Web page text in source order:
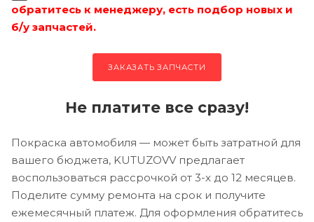
обратитесь к менеджеру, есть подбор новых и
б/у запчастей.
ЗАКАЗАТЬ ЗАПЧАСТИ
Не платите все сразу!
Покраска автомобиля — может быть затратной для
вашего бюджета, KUTUZOVV предлагает
воспользоваться рассрочкой от 3-х до 12 месяцев.
Поделите сумму ремонта на срок и получите
ежемесячный платеж. Для оформления обратитесь